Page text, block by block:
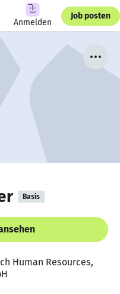
Anmelden
Job posten
Basis
Human Resources,